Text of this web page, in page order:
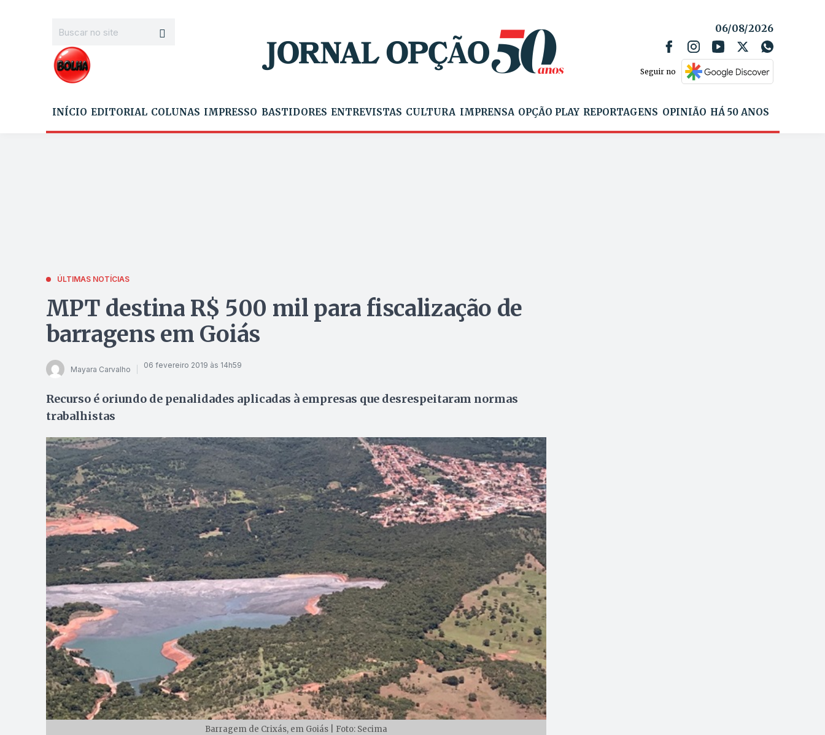
06/08/2026
Seguir no
INÍCIO EDITORIAL COLUNAS IMPRESSO BASTIDORES ENTREVISTAS CULTURA IMPRENSA OPÇÃO PLAY REPORTAGENS OPINIÃO HÁ 50 ANOS
ÚLTIMAS NOTÍCIAS
MPT destina R$ 500 mil para fiscalização de
barragens em Goiás
Mayara Carvalho 06 fevereiro 2019 às 14h59
Recurso é oriundo de penalidades aplicadas à empresas que desrespeitaram normas
trabalhistas
Barragem de Crixás, em Goiás | Foto: Secima